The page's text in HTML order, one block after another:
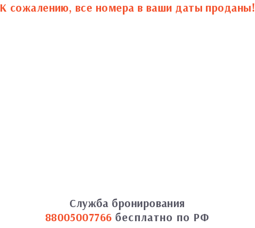
К сожалению, все номера в ваши даты проданы!
Служба бронирования
88005007766 бесплатно по РФ